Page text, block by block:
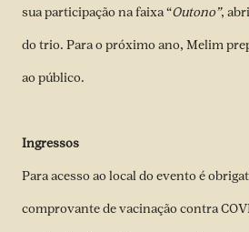
sua participação na faixa “Outono”,
do trio. Para o próximo ano, Melim
ao público.
Ingressos
Para acesso ao local do evento é
comprovante de vacinação contra